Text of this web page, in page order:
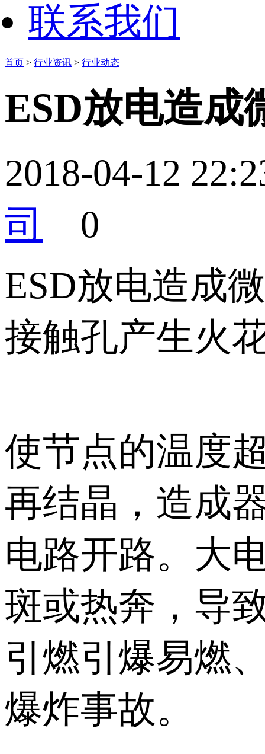
联系我们
首页 > 行业资讯 > 行业动态
ESD放电造成
2018-04-12
司
0
ESD放电造成
接触孔产生火
使节点的温度
再结晶，造成
电路开路。大
斑或热奔，导
引燃引爆易燃
爆炸事故。